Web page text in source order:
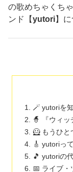
の歌めちゃくち
ンド【yutori】
🪄 yutoriを
🧙 『ウィッ
🦸 もうひと
🎸 yutoriっ
🎵 yutoriの
📅 ライブ・